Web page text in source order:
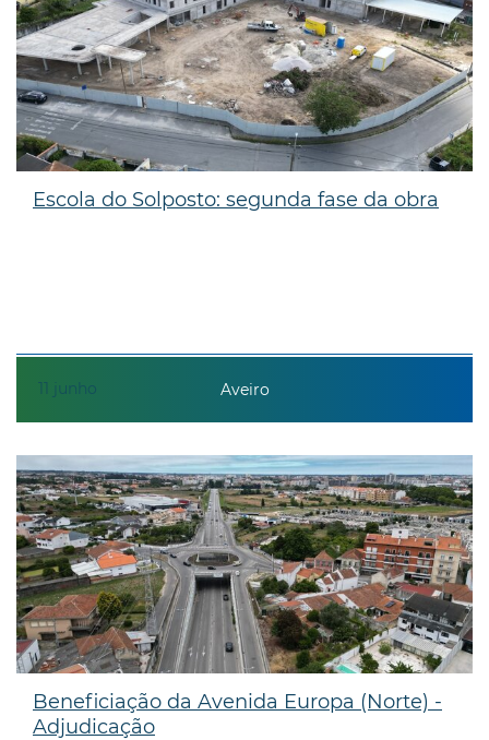
11 junho
Escola do Solposto: segunda fase da obra
Aveiro
Beneficiação da Avenida Europa (Norte) -
Adjudicação